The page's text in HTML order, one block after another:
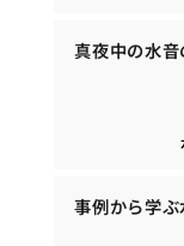
真夜中の水
事例から学